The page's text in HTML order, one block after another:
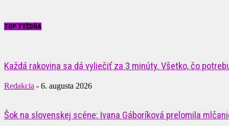
TOP TÝŽDŇA
Každá rakovina sa dá vyliečiť za 3 minúty. Všetko, čo
Redakcia - 6. augusta 2026
Šok na slovenskej scéne: Ivana Gáboríková prelomila